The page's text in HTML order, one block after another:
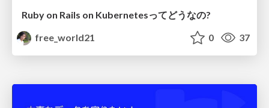
Ruby on Rails on Kubernetesってどうなの?
free_world21
0 37